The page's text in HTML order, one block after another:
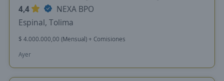
4,4
NEXA BPO
Espinal, Tolima
$ 4.000.000,00 (Mensual) + Comisiones
Ayer